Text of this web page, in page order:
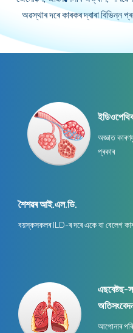
অৱস্থাৰ দৰে কাৰকৰ দ্বাৰা
অজ্ঞাত
প্ৰকাৰ
শৈশৱৰ আই.এল.ডি.
বয়স্কসকলৰ ILD-ৰ দৰে একে বা বেলেগ
এছবেষ্টছ-
আপোনাৰ